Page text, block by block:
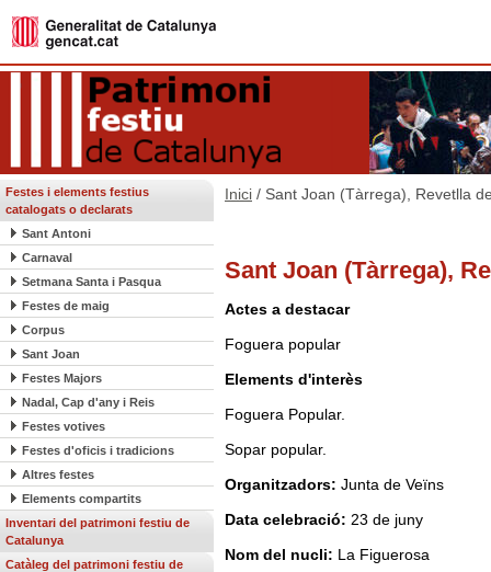
Festes i elements festius
catalogats o declarats
Sant Antoni
Carnaval
Setmana Santa i Pasqua
Festes de maig
Corpus
Sant Joan
Festes Majors
Nadal, Cap d'any i Reis
Festes votives
Festes d'oficis i tradicions
Altres festes
Elements compartits
Inventari del patrimoni festiu de
Catalunya
Catàleg del patrimoni festiu de
Inici / Sant Joan (Tàrrega), Revetlla
Sant Joan (Tàrrega),
Actes a destacar
Foguera popular
Elements d'interès
Foguera Popular.
Sopar popular.
Organitzadors: Junta de Veïns
Data celebració: 23 de juny
Nom del nucli: La Figuerosa